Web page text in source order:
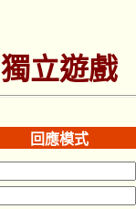
獨立遊戲
回應模式